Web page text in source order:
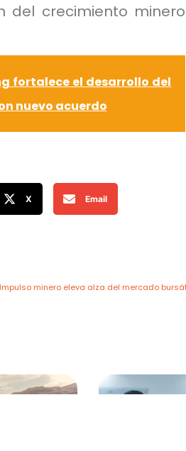
del crecimiento minero
fortalece el desarrollo del
nuevo acuerdo
X Email